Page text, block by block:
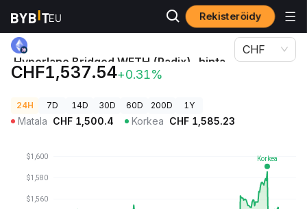
Rekisteröidy
Kryptohinnat Hyperlane Bridged WETH (Radix)-hinta HETH
Hyperlane Bridged WETH (Radix)-hinta
HETH
CHF1,537.54+0.31%
CHF
24H 7D 14D 30D 60D 200D 1Y
Matala CHF 1,500.4 Korkea CHF 1,585.23